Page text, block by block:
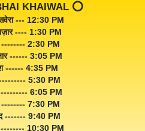
KHAIWAL ⭕️
सवेरा --- 12:30 PM
---- 1:30 PM
-------- 2:30 PM
------ 3:05 PM
------ 4:35 PM
5:30 PM
--------- 6:05 PM
-------- 7:30 PM
------- 9:40 PM
-------- 10:30 PM